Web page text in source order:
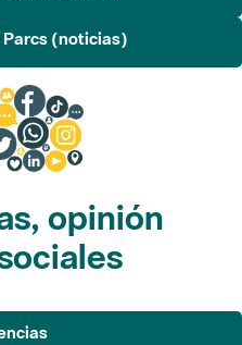
(noticias)
opinión